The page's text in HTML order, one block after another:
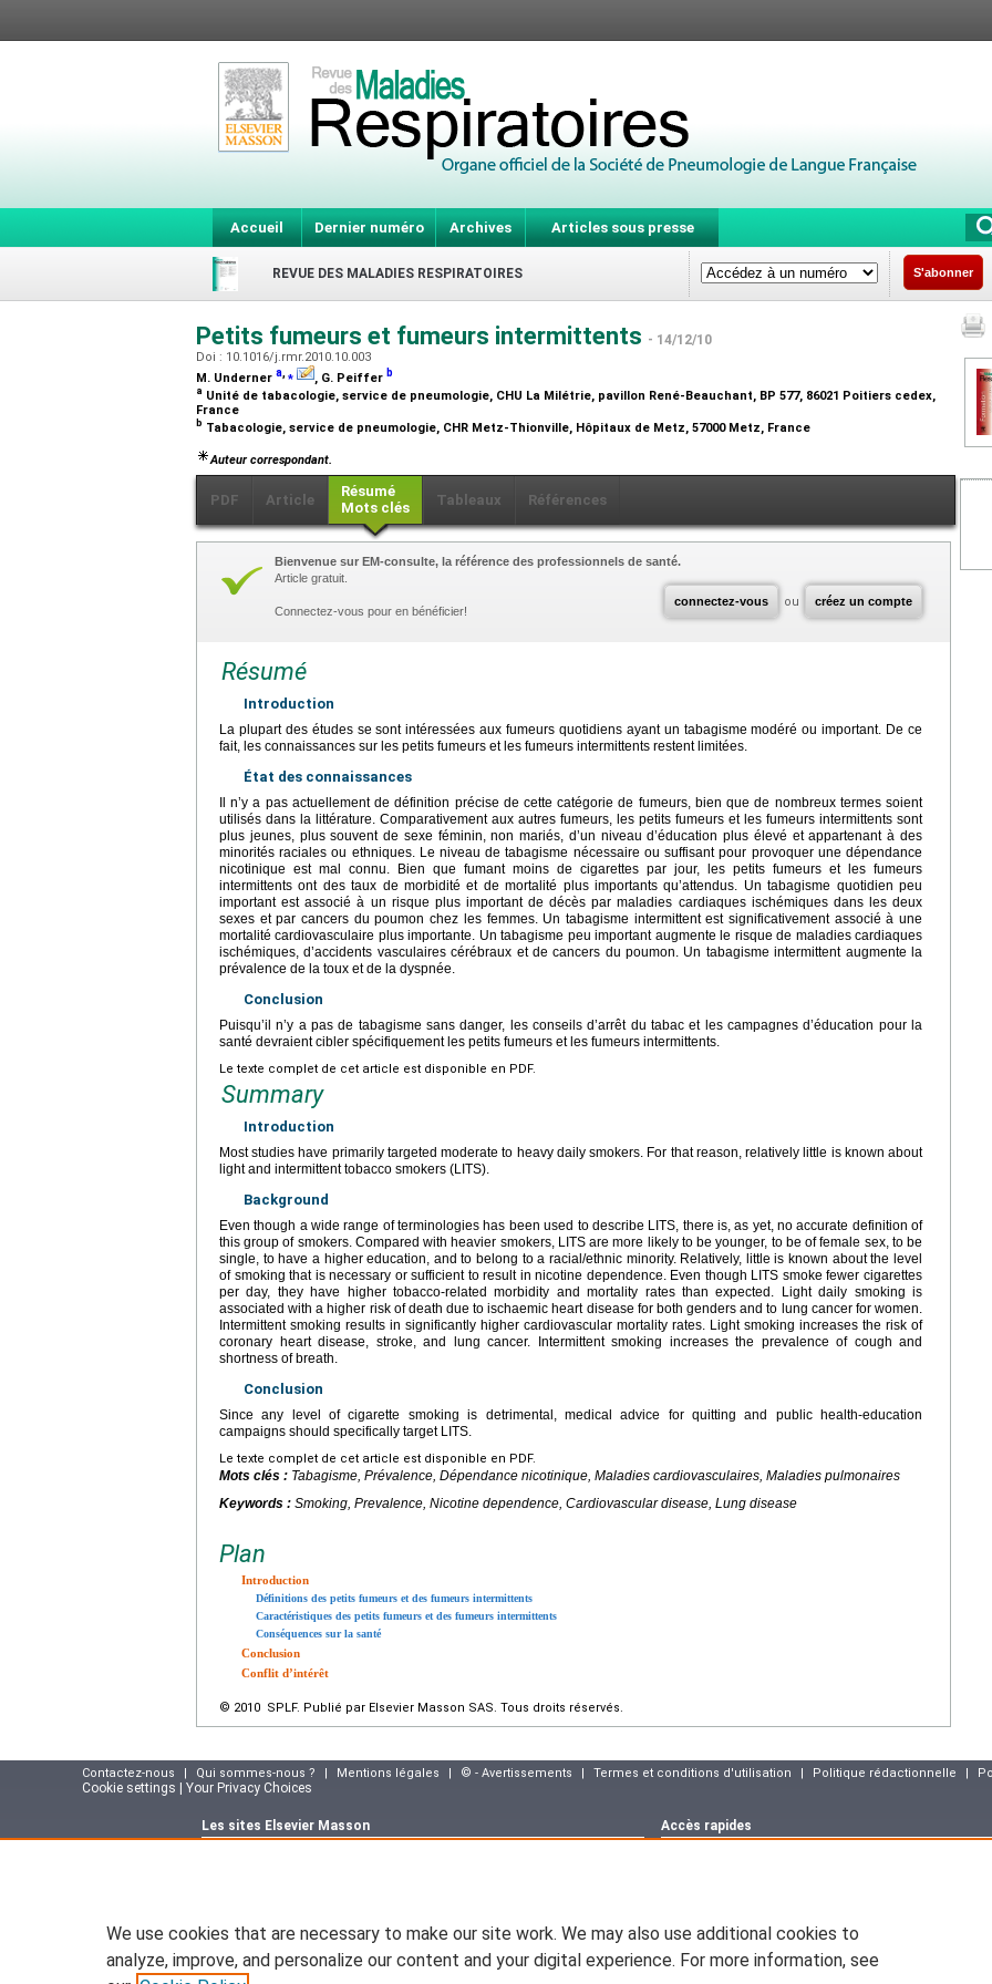
Accueil Dernier numéro Archives Articles sous presse
REVUE DES MALADIES RESPIRATOIRES S'abonner
Petits fumeurs et fumeurs intermittents - 14/12/10
Doi : 10.1016/j.rmr.2010.10.003
M. Underner a,⁎ , G. Peiffer b
a Unité de tabacologie, service de pneumologie, CHU La Milétrie, pavillon René-Beauchant, BP 577, 86021 Poitiers cedex,
France
b Tabacologie, service de pneumologie, CHR Metz-Thionville, Hôpitaux de Metz, 57000 Metz, France
Auteur correspondant.
PDF Article
Résumé
Mots clés
Tableaux Références
connectez-vous ou créez un compte
Bienvenue sur EM-consulte, la référence des professionnels de santé.
Article gratuit.
Connectez-vous pour en bénéficier!
Résumé
Introduction
La plupart des études se sont intéressées aux fumeurs quotidiens ayant un tabagisme modéré ou important. De ce
fait, les connaissances sur les petits fumeurs et les fumeurs intermittents restent limitées.
État des connaissances
Il n’y a pas actuellement de définition précise de cette catégorie de fumeurs, bien que de nombreux termes soient
utilisés dans la littérature. Comparativement aux autres fumeurs, les petits fumeurs et les fumeurs intermittents sont
plus jeunes, plus souvent de sexe féminin, non mariés, d’un niveau d’éducation plus élevé et appartenant à des
minorités raciales ou ethniques. Le niveau de tabagisme nécessaire ou suffisant pour provoquer une dépendance
nicotinique est mal connu. Bien que fumant moins de cigarettes par jour, les petits fumeurs et les fumeurs
intermittents ont des taux de morbidité et de mortalité plus importants qu’attendus. Un tabagisme quotidien peu
important est associé à un risque plus important de décès par maladies cardiaques ischémiques dans les deux
sexes et par cancers du poumon chez les femmes. Un tabagisme intermittent est significativement associé à une
mortalité cardiovasculaire plus importante. Un tabagisme peu important augmente le risque de maladies cardiaques
ischémiques, d’accidents vasculaires cérébraux et de cancers du poumon. Un tabagisme intermittent augmente la
prévalence de la toux et de la dyspnée.
Conclusion
Puisqu’il n’y a pas de tabagisme sans danger, les conseils d’arrêt du tabac et les campagnes d’éducation pour la
santé devraient cibler spécifiquement les petits fumeurs et les fumeurs intermittents.
Le texte complet de cet article est disponible en PDF.
Summary
Introduction
Most studies have primarily targeted moderate to heavy daily smokers. For that reason, relatively little is known about
light and intermittent tobacco smokers (LITS).
Background
Even though a wide range of terminologies has been used to describe LITS, there is, as yet, no accurate definition of
this group of smokers. Compared with heavier smokers, LITS are more likely to be younger, to be of female sex, to be
single, to have a higher education, and to belong to a racial/ethnic minority. Relatively, little is known about the level
of smoking that is necessary or sufficient to result in nicotine dependence. Even though LITS smoke fewer cigarettes
per day, they have higher tobacco-related morbidity and mortality rates than expected. Light daily smoking is
associated with a higher risk of death due to ischaemic heart disease for both genders and to lung cancer for women.
Intermittent smoking results in significantly higher cardiovascular mortality rates. Light smoking increases the risk of
coronary heart disease, stroke, and lung cancer. Intermittent smoking increases the prevalence of cough and
shortness of breath.
Conclusion
Since any level of cigarette smoking is detrimental, medical advice for quitting and public health-education
campaigns should specifically target LITS.
Le texte complet de cet article est disponible en PDF.
Mots clés : Tabagisme, Prévalence, Dépendance nicotinique, Maladies cardiovasculaires, Maladies pulmonaires
Keywords : Smoking, Prevalence, Nicotine dependence, Cardiovascular disease, Lung disease
Plan
Introduction
Définitions des petits fumeurs et des fumeurs intermittents
Caractéristiques des petits fumeurs et des fumeurs intermittents
Conséquences sur la santé
Conclusion
Conflit d’intérêt
© 2010 SPLF. Publié par Elsevier Masson SAS. Tous droits réservés.
Contactez-nous | Qui sommes-nous ? | Mentions légales | © - Avertissements | Termes et conditions d'utilisation | Politique rédactionnelle |
Cookie settings | Your Privacy Choices
Les sites Elsevier Masson
Plateforme de formation des infirmier(e)s :www.pratique-
infirmiere.com
Site portail pour les institutions :
www.em-premium.com
Accès rapides
En application de la loi nº78-17 du 6 janvier 1978 relative à
vous pouvez exiger que soient rectifiées, complétées, clarifiées,
sont inexactes, incomplètes, équivoques, périmées ou dont la
We use cookies that are necessary to make our site work. We may also use additional cookies to
analyze, improve, and personalize our content and your digital experience. For more information, see